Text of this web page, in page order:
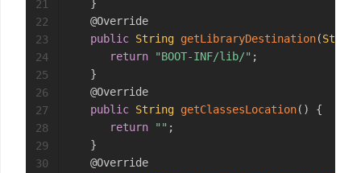
}
@Override
public String getLibraryDestination(String
return
"BOOT-INF/lib/" ;
}
@Override
public String getClassesLocation( )
{
return
"" ;
}
@Override
21
22
23
24
25
26
27
28
29
30